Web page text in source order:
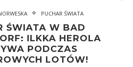
PUCHAR ŚWIATA
ŚWIATA W BAD
ILKKA HEROLA
PODCZAS
LOTÓW!